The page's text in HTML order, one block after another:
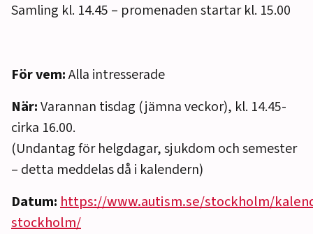
Samling kl. 14.45 – promenaden startar kl. 15.00
För vem:Alla intresserade
När:Varannan tisdag (jämna veckor), kl. 14.45-
cirka 16.00.
(Undantag för helgdagar, sjukdom och semester
– detta meddelas då i kalendern)
Datum:https://www.autism.se/stockholm/
stockholm/